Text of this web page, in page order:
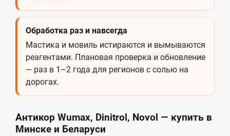
Обработка раз и навсегда
Мастика и мовиль истираются и вымываются
реагентами. Плановая проверка и обновление
— раз в 1–2 года для регионов с солью на
дорогах.
Антикор Wumax, Dinitrol, Novol — купить в
Минске и Беларуси